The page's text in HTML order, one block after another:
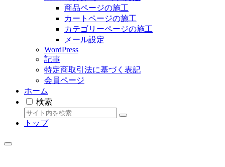
商品ページの施工
カートページの施工
カテゴリーページの施工
メール設定
WordPress
記事
特定商取引法に基づく表記
会員ページ
ホーム
検索
トップ